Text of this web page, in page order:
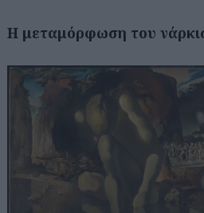
Η μεταμόρφωση του